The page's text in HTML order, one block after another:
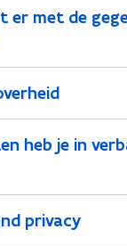
er met de
heb je in
privacy